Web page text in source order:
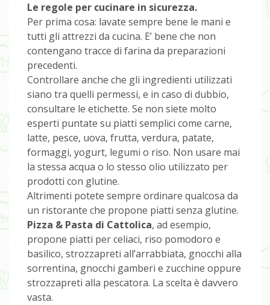
Le regole per cucinare in sicurezza.
Per prima cosa: lavate sempre bene le mani e
tutti gli attrezzi da cucina. E’ bene che non
contengano tracce di farina da preparazioni
precedenti.
Controllare anche che gli ingredienti utilizzati
siano tra quelli permessi, e in caso di dubbio,
consultare le etichette. Se non siete molto
esperti puntate su piatti semplici come carne,
latte, pesce, uova, frutta, verdura, patate,
formaggi, yogurt, legumi o riso. Non usare mai
la stessa acqua o lo stesso olio utilizzato per
prodotti con glutine.
Altrimenti potete sempre ordinare qualcosa da
un ristorante che propone piatti senza glutine.
Pizza & Pasta di Cattolica, ad esempio,
propone piatti per celiaci, riso pomodoro e
basilico, strozzapreti all’arrabbiata, gnocchi alla
sorrentina, gnocchi gamberi e zucchine oppure
strozzapreti alla pescatora. La scelta è davvero
vasta.